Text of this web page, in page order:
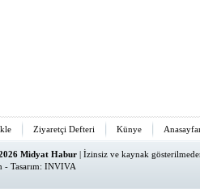
Ziyaretçi Defteri Künye
Midyat Habur | İzinsiz ve kaynak
- Tasarım: INVIVA